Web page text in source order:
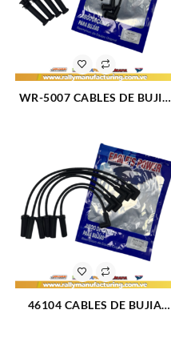
WR-5007 CABLES DE BUJIA
4CIL 7 MM (2558)
46104 CABLES DE BUJIA